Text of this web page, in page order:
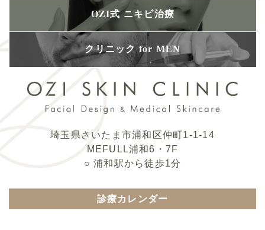
OZI式ニキビ治療
クリニック for MEN
埼玉県さいたま市浦和区仲町1-1-14
MEFULL浦和6・7F
○ 浦和駅から徒歩1分
診療カレンダー